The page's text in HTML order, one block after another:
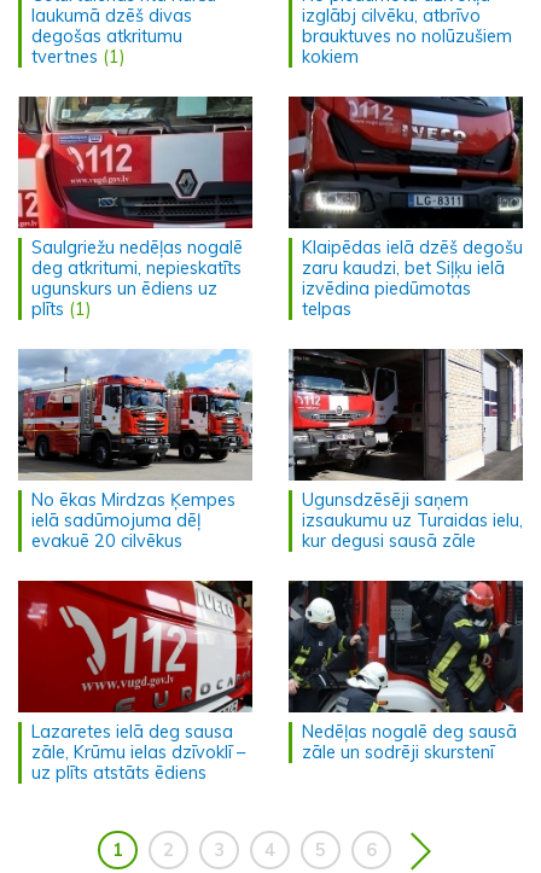
laukumā dzēš divas
degošas atkritumu
tvertnes (1)
izglābj cilvēku, atbrīvo
brauktuves no nolūzušiem
kokiem
Saulgriežu nedēļas nogalē
deg atkritumi, nepieskatīts
ugunskurs un ēdiens uz
plīts (1)
Klaipēdas ielā dzēš degošu
zaru kaudzi, bet Siļķu ielā
izvēdina piedūmotas
telpas
No ēkas Mirdzas Ķempes
ielā sadūmojuma dēļ
evakuē 20 cilvēkus
Ugunsdzēsēji saņem
izsaukumu uz Turaidas ielu,
kur degusi sausā zāle
Lazaretes ielā deg sausa
zāle, Krūmu ielas dzīvoklī –
uz plīts atstāts ēdiens
Nedēļas nogalē deg sausā
zāle un sodrēji skurstenī
1 2 3 4 5 6